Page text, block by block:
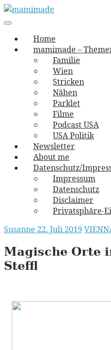
Skip
to
mamimade
vernäht und zugetextet
navigation
Menu
Home
mamimade –
Familie
Wien
Stricken
Nähen
Parklet
Filme
Podcast USA
USA Politik
Newsletter
About me
Datenschutz/
Impressum
Datenschutz
Disclaimer
Privatsphäre-
Susanne 22. Juli 2019
Magische Orte
Steffl